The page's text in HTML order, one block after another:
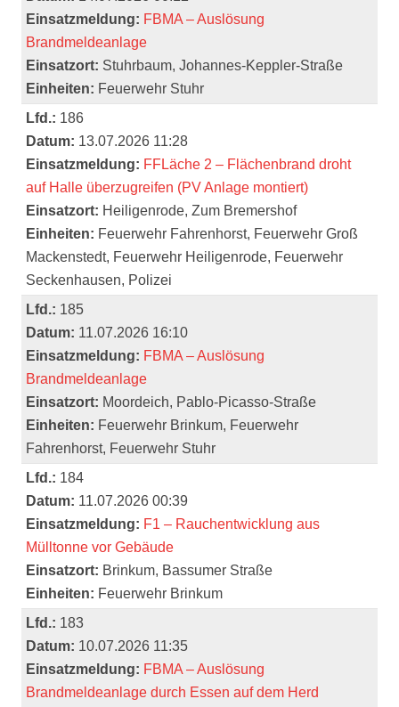
Einsatzmeldung: FBMA – Auslösung
Brandmeldeanlage
Einsatzort: Stuhrbaum, Johannes-Keppler-Straße
Einheiten: Feuerwehr Stuhr
Lfd.: 186
Datum: 13.07.2026 11:28
Einsatzmeldung: FFLäche 2 – Flächenbrand droht
auf Halle überzugreifen (PV Anlage montiert)
Einsatzort: Heiligenrode, Zum Bremershof
Einheiten: Feuerwehr Fahrenhorst, Feuerwehr Groß
Mackenstedt, Feuerwehr Heiligenrode, Feuerwehr
Seckenhausen, Polizei
Lfd.: 185
Datum: 11.07.2026 16:10
Einsatzmeldung: FBMA – Auslösung
Brandmeldeanlage
Einsatzort: Moordeich, Pablo-Picasso-Straße
Einheiten: Feuerwehr Brinkum, Feuerwehr
Fahrenhorst, Feuerwehr Stuhr
Lfd.: 184
Datum: 11.07.2026 00:39
Einsatzmeldung: F1 – Rauchentwicklung aus
Mülltonne vor Gebäude
Einsatzort: Brinkum, Bassumer Straße
Einheiten: Feuerwehr Brinkum
Lfd.: 183
Datum: 10.07.2026 11:35
Einsatzmeldung: FBMA – Auslösung
Brandmeldeanlage durch Essen auf dem Herd